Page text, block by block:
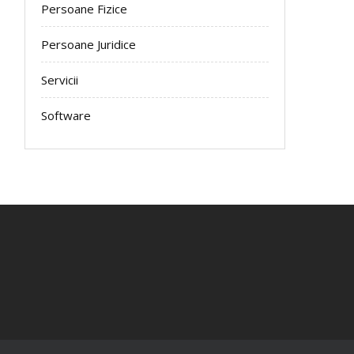
Persoane Fizice
Persoane Juridice
Servicii
Software